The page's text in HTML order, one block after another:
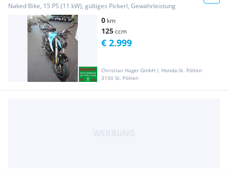
Naked Bike, 15 PS (11 kW), gültiges Pickerl, Gewährleistung
0 km
125ccm
Christian Hager GmbH | Honda-St. Pölten
3100 St. Pölten
€ 2.999